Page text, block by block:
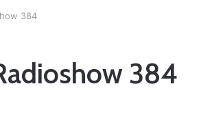
384
384